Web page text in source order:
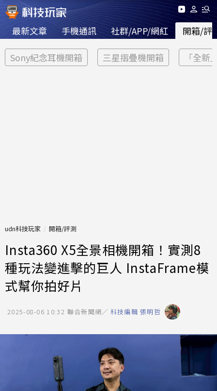
最新文章 手機通訊 社群/APP/網紅 開箱/評
Sony紀念耳機開箱 三星摺疊機開箱 「全新
udn科技玩家 開箱/評測
Insta360 X5全景相機開箱！實測8
種玩法變進擊的巨人 InstaFrame模
式幫你拍好片
2025-08-06 10:32 聯合新聞網／ 科技編輯 張明哲